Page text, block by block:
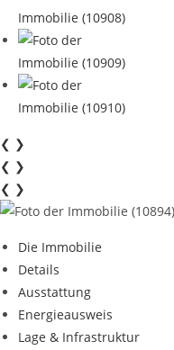
❮ ❯
❮ ❯
❮ ❯
Die Immobilie
Details
Ausstattung
Energieausweis
Lage & Infrastruktur